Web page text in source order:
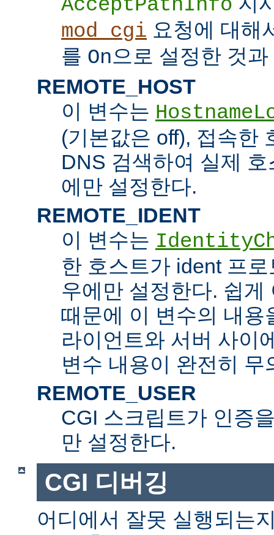
AcceptPathInfo
mod_cgi 요청에 대해
를 On으로 설정한 것과
REMOTE_HOST
이 변수는
(기본값은 off), 접속한
DNS 검색하여 실제
에만 설정한다.
REMOTE_IDENT
이 변수는
한 호스트가 ident 프
우에만 설정한다. 쉽게
때문에 이 변수의 내용
라이언트와 서버 사이
변수 내용이 완전히
REMOTE_USER
CGI 스크립트가 인증
만 설정한다.
CGI 디버깅
어디에서 잘못 실행되는